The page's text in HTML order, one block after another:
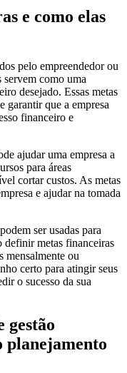
e como elas
pelo empreendedor ou
servem como uma
desejado. Essas metas
garantir que a empresa
financeiro e
ajudar uma empresa a
para áreas
cortar custos. As metas
e ajudar na tomada
ser usadas para
definir metas financeiras
mensalmente ou
certo para atingir seus
o sucesso da sua
gestão